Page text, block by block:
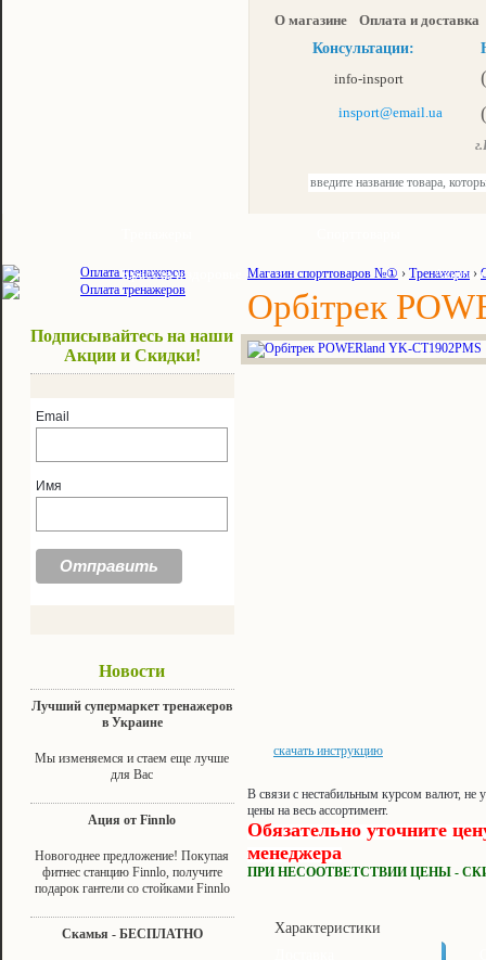
О магазине
Оплата и доставка
Консультации:
info-insport
insport@email.ua
Красота и здоровье Акции и
Подписывайтесь на наши
Акции и Скидки!
Email
Имя
Новости
Лучший супермаркет тренажеров
в Украине
Мы изменяемся и стаем еще лучше
для Вас
Ация от Finnlo
Новогоднее предложение! Покупая
фитнес станцию Finnlo, получите
подарок гантели со стойками Finnlo
Скамья - БЕСПЛАТНО
Магазин спорттоваров №① › Тренажеры ›
Орбітрек
скачать инструкцию
В связи с нестабильным курсом валют, не
цены на весь ассортимент.
Обязательно уточните
менеджера
ПРИ НЕСООТВЕТСТВИИ ЦЕНЫ -
Характеристики